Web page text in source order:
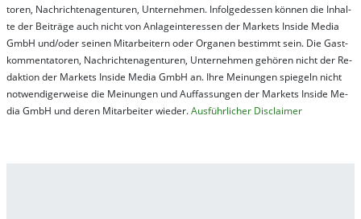
tor­en, Nach­richt­en­ag­en­tur­en, Un­ter­neh­men. In­fol­ge­des­sen kön­nen die In­hal­
te der Bei­trä­ge auch nicht von An­la­ge­in­te­res­sen der Mar­kets In­side Me­dia
GmbH und/oder sei­nen Mit­ar­bei­tern oder Or­ga­nen be­stim­mt sein. Die Gast­
kom­men­ta­tor­en, Nach­rich­ten­ag­en­tur­en, Un­ter­neh­men ge­hör­en nicht der Re­
dak­tion der Mar­kets In­side Me­dia GmbH an. Ihre Mei­nung­en spie­geln nicht
not­wen­di­ger­wei­se die Mei­nung­en und Auf­fas­sung­en der Mar­kets In­side Me­
dia GmbH und de­ren Mit­ar­bei­ter wie­der.Aus­führ­lich­er Dis­clai­mer